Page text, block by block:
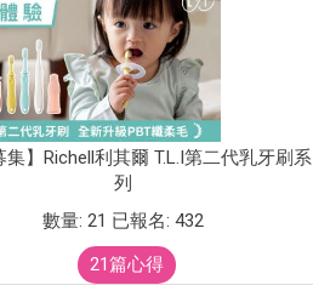
集】Richell利其爾 T.L.I第二代乳牙刷系
列
數量: 21 已報名: 432
21篇心得